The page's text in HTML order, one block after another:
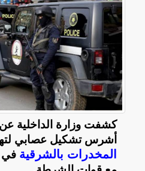
كشفت وزارة الداخلية
أشرس تشكيل عصابي
المخدرات بالشرقية في